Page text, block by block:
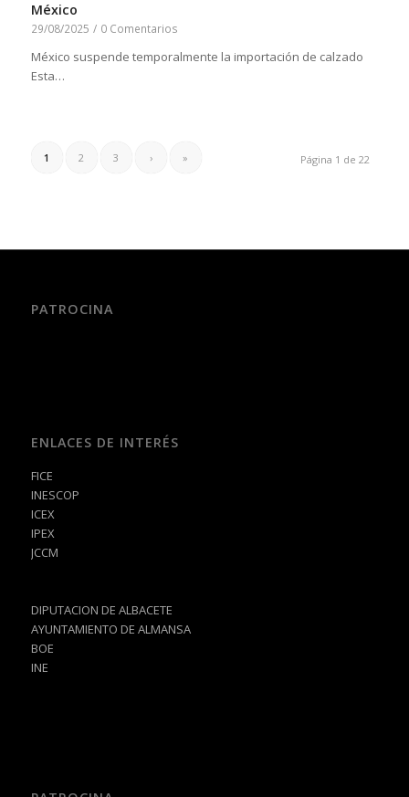
México
29/08/2025 / 0 Comentarios
México suspende temporalmente la importación de calzado
Esta…
Página 1 de 22
1 2 3 › »
PATROCINA
ENLACES DE INTERÉS
FICE
INESCOP
ICEX
IPEX
JCCM
DIPUTACION DE ALBACETE
AYUNTAMIENTO DE ALMANSA
BOE
INE